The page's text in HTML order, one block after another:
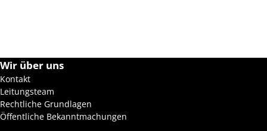
.
Wir über uns
Kontakt
Leitungsteam
Rechtliche Grundlagen
Öffentliche Bekanntmachungen